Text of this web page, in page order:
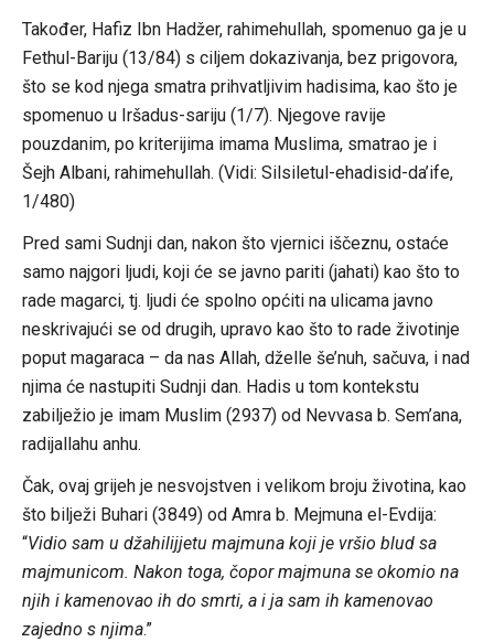
Također, Hafiz Ibn Hadžer, rahimehullah, spomenuo ga je u
Fethul-Bariju (13/84) s ciljem dokazivanja, bez prigovora,
što se kod njega smatra prihvatljivim hadisima, kao što je
spomenuo u Iršadus-sariju (1/7). Njegove ravije
pouzdanim, po kriterijima imama Muslima, smatrao je i
Šejh Albani, rahimehullah. (Vidi: Silsiletul-ehadisid-da’ife,
1/480)
Pred sami Sudnji dan, nakon što vjernici iščeznu, ostaće
samo najgori ljudi, koji će se javno pariti (jahati) kao što to
rade magarci, tj. ljudi će spolno općiti na ulicama javno
neskrivajući se od drugih, upravo kao što to rade životinje
poput magaraca – da nas Allah, dželle še’nuh, sačuva, i nad
njima će nastupiti Sudnji dan. Hadis u tom kontekstu
zabilježio je imam Muslim (2937) od Nevvasa b. Sem’ana,
radijallahu anhu.
Čak, ovaj grijeh je nesvojstven i velikom broju životina, kao
što bilježi Buhari (3849) od Amra b. Mejmuna el-Evdija:
“Vidio sam u džahilijjetu majmuna koji je vršio blud sa
majmunicom. Nakon toga, čopor majmuna se okomio na
njih i kamenovao ih do smrti, a i ja sam ih kamenovao
zajedno s njima.”